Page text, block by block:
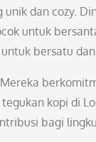
dan cozy.
untuk
bersatu
kopi di
bagi